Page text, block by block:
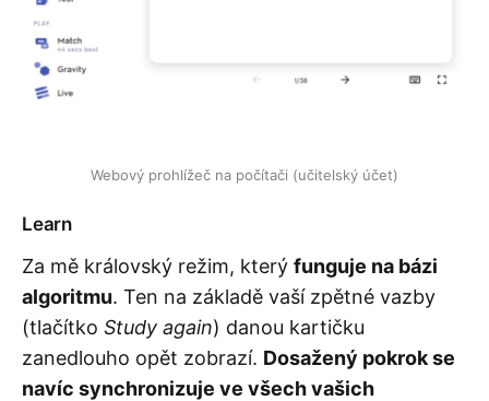
Webový prohlížeč na počítači (učitelský účet)
Learn
Za mě královský režim, který funguje na bázi
algoritmu. Ten na základě vaší zpětné vazby
(tlačítko Study again) danou kartičku
zanedlouho opět zobrazí. Dosažený pokrok se
navíc synchronizuje ve všech vašich